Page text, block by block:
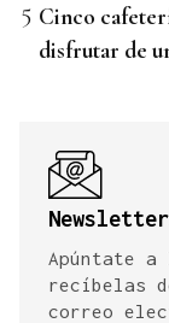
Cinco
disfrutar de
Apúntate
recíbelas
correo